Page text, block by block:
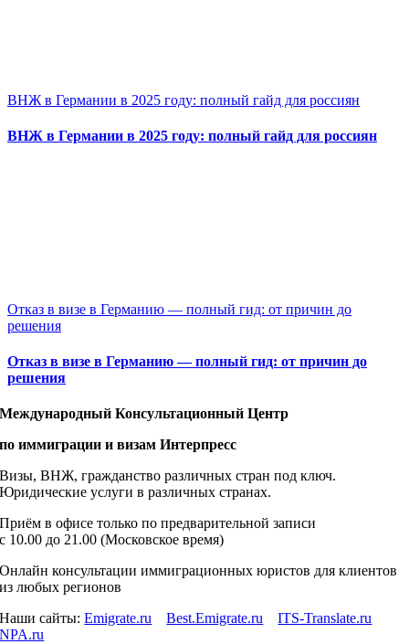
ВНЖ в Германии в 2025 году: полный гайд для россиян
ВНЖ в Германии в 2025 году: полный гайд для россиян
Отказ в визе в Германию — полный гид: от причин до
решения
Отказ в визе в Германию — полный гид: от причин до
решения
Международный Консультационный Центр
по иммиграции и визам Интерпресс
Визы, ВНЖ, гражданство различных стран под ключ.
Юридические услуги в различных странах.
Приём в офисе только по предварительной записи
c 10.00 до 21.00 (Московское время)
Онлайн консультации иммиграционных юристов для клиентов
из любых регионов
Наши сайты:Emigrate.ru Best.Emigrate.ru
ITS-Translate.ru
NPA.ru